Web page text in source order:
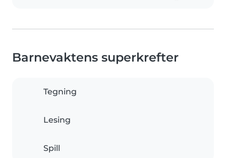
Barnevaktens superkrefter
Tegning
Lesing
Spill